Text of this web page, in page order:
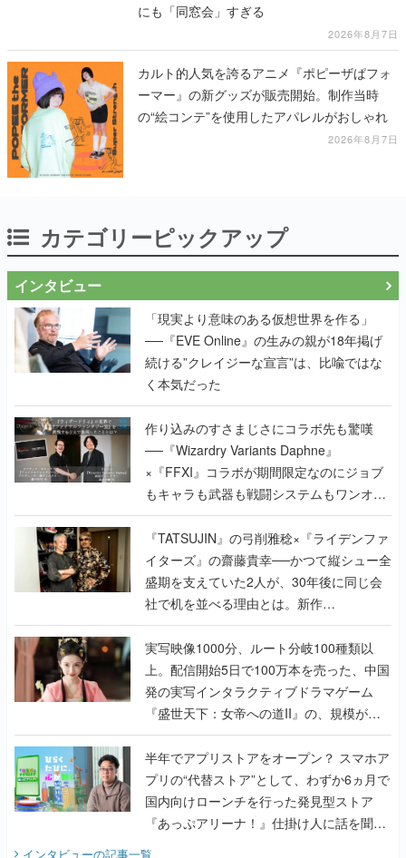
にも「同窓会」すぎる
2026年8月7日
カルト的人気を誇るアニメ『ポピーザぱフォ
ーマー』の新グッズが販売開始。制作当時
の“絵コンテ”を使用したアパレルがおしゃれ
2026年8月7日
カテゴリーピックアップ
インタビュー
「現実より意味のある仮想世界を作る」
──『EVE Online』の生みの親が18年掲げ
続ける”クレイジーな宣言”は、比喩ではな
く本気だった
作り込みのすさまじさにコラボ先も驚嘆
──『Wizardry Variants Daphne』
×『FFXI』コラボが期間限定なのにジョブ
もキャラも武器も戦闘システムもワンオフ
で作り込まれた理由を両ディレクターに聞
く
『TATSUJIN』の弓削雅稔×『ライデンファ
イターズ』の齋藤貴幸──かつて縦シュー全
盛期を支えていた2人が、30年後に同じ会
社で机を並べる理由とは。新作
『TATSUJIN EXTREME』で初タッグを組
んだレジェンド2人に訊く開発秘話
実写映像1000分、ルート分岐100種類以
上。配信開始5日で100万本を売った、中国
発の実写インタラクティブドラマゲーム
『盛世天下：女帝への道II』の、規模が違
うこだわりをプロデューサーに聞いた
半年でアプリストアをオープン？ スマホア
プリの“代替ストア”として、わずか6ヵ月で
国内向けローンチを行った発見型ストア
『あっぷアリーナ！』仕掛け人に話を聞い
てみた
インタビューの記事一覧